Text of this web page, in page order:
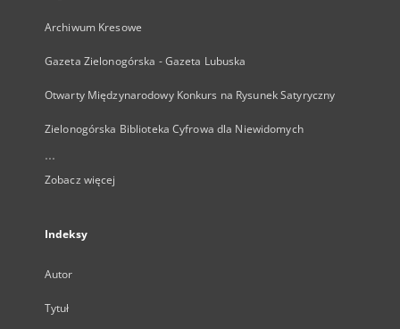
Archiwum Kresowe
Gazeta Zielonogórska - Gazeta Lubuska
Otwarty Międzynarodowy Konkurs na Rysunek Satyryczny
Zielonogórska Biblioteka Cyfrowa dla Niewidomych
...
Zobacz więcej
Indeksy
Autor
Tytuł